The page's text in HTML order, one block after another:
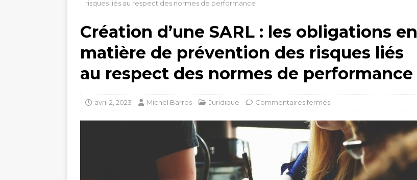
risques liés au respect des normes de performance
Création d’une SARL : les obligations en
matière de prévention des risques liés
au respect des normes de performance
avril 2, 2023 Michel Barros Juridique Commentaires fermés